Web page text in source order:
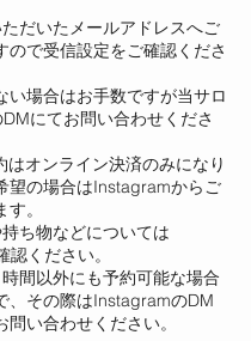
だいたメールアドレスへご
ので受信設定をご確認くださ
い場合はお手数ですが当サロ
にてお問い合わせくださ
はオンライン決済のみになり
望の場合はInstagramからご
。
ち物などについては
認ください。
間以外にも予約可能な場合
、その際はInstagramのDM
い合わせください。